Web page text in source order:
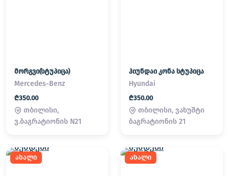
მორგვი(სტუპიცა)
Mercedes-Benz
₾350.00
თბილისი,
ვ.ბაგრატიონის N21
ჰიუნდაი კონა სტუპიცა
Hyundai
₾350.00
თბილისი, ვახუშტი
ბაგრატიონის 21
ახალი ახალი